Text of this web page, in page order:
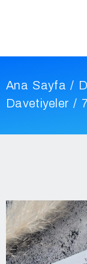
Ana Sayfa /
Davetiyeler /